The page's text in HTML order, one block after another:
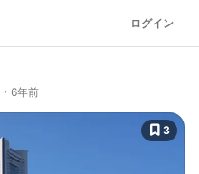
ログイン
6年前
3